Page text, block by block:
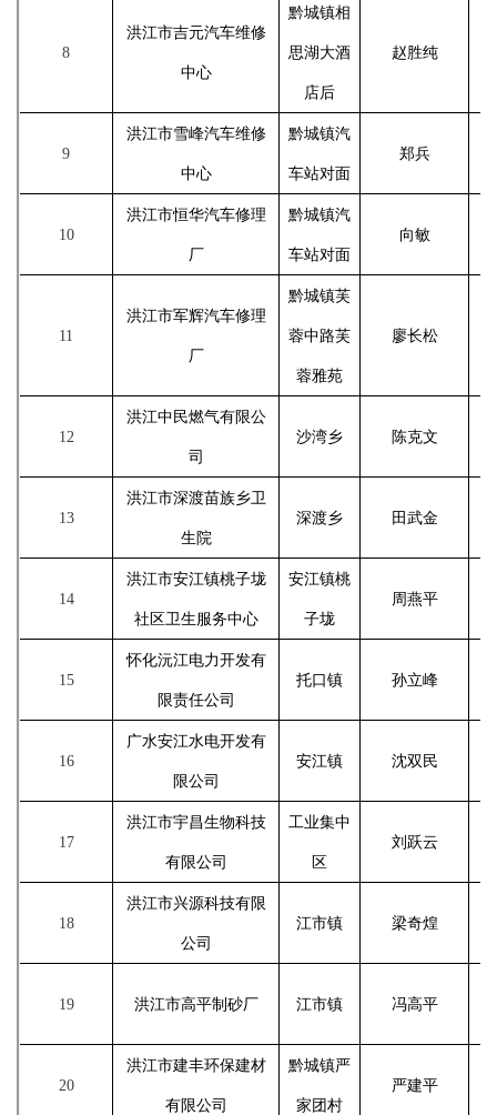
8
洪江市吉元汽车维修
中心
黔城镇相
思湖大酒
店后
赵胜纯
9
洪江市雪峰汽车维修
中心
黔城镇汽
车站对面
郑兵
10
洪江市恒华汽车修理
厂
黔城镇汽
车站对面
向敏
11
洪江市军辉汽车修理
厂
黔城镇芙
蓉中路芙
蓉雅苑
廖长松
12
洪江中民燃气有限公
司
沙湾乡 陈克文
13
洪江市深渡苗族乡卫
生院
深渡乡 田武金
14
洪江市安江镇桃子垅
社区卫生服务中心
安江镇桃
子垅
周燕平
15
怀化沅江电力开发有
限责任公司
托口镇 孙立峰
16
广水安江水电开发有
限公司
安江镇 沈双民
17
洪江市宇昌生物科技
有限公司
工业集中
区
刘跃云
18
洪江市兴源科技有限
公司
江市镇 梁奇煌
19 洪江市高平制砂厂 江市镇 冯高平
20
洪江市建丰环保建材
有限公司
黔城镇严
家团村
严建平